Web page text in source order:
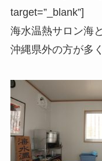
target=”_blank”]
海水温熱サロン海
沖縄県外の方が多